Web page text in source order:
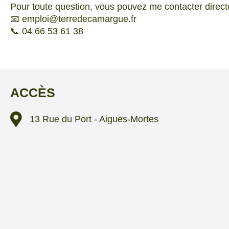
Pour toute question, vous pouvez me contacter
📧 emploi@terredecamargue.fr
📞 04 66 53 61 38
ACCÈS
13 Rue du Port - Aigues-Mortes